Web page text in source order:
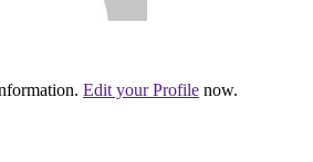
Edit your Profile now.